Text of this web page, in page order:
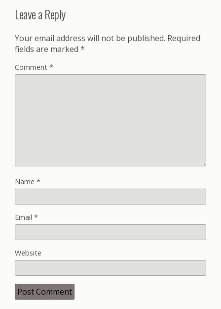
Leave a Reply
Your email address will not be published. Required
fields are marked *
Comment *
Name *
Email *
Website